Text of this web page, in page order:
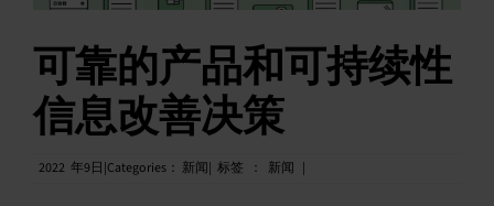
我的账户
搜索
中文 (简体)
可靠的产品和可持续性
信息改善决策
2022 年9日|Categories： 新闻| 标签 ： 新闻 |